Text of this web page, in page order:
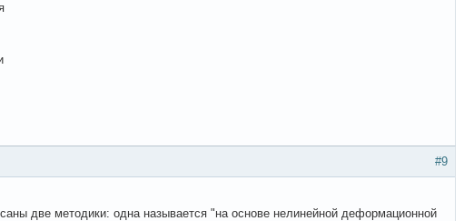
#9
две методики: одна называется "на основе нелинейной деформационной